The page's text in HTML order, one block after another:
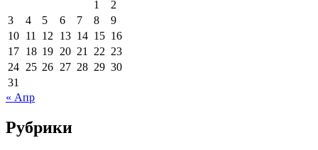
1
2
3
4 5 6 7 8
9
10 11 12 13 14 15 16
17 18 19 20 21 22 23
24 25 26 27 28 29 30
31
« Апр
Рубрики